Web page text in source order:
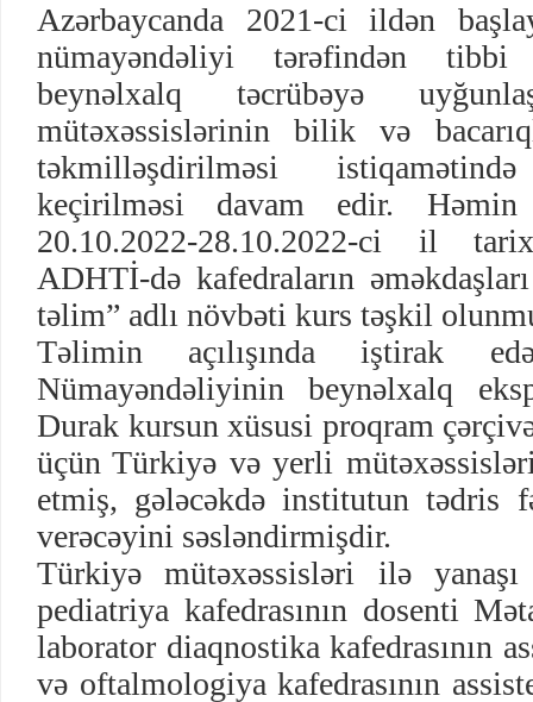
Azərbaycanda 2021-ci ildən
nümayəndəliyi tərəfindən tibbi
beynəlxalq təcrübəyə
mütəxəssislərinin bilik və
təkmilləşdirilməsi
keçirilməsi davam edir. Həmin
20.10.2022-28.10.2022-ci il
ADHTİ-də kafedraların
təlim” adlı növbəti kurs təşkil
Təlimin açılışında iştirak
Nümayəndəliyinin beynəlxalq
Durak kursun xüsusi proqram
üçün Türkiyə və yerli
etmiş, gələcəkdə institutun tədris
verəcəyini səsləndirmişdir.
Türkiyə mütəxəssisləri ilə
pediatriya kafedrasının dosenti
laborator diaqnostika kafedrasının
və oftalmologiya kafedrasının